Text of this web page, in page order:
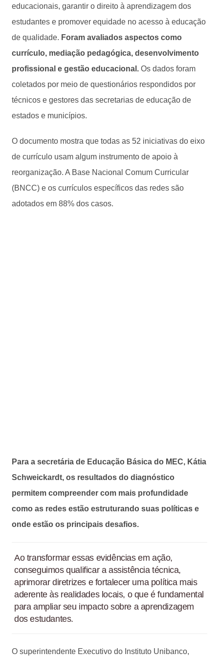
educacionais, garantir o direito à aprendizagem dos
estudantes e promover equidade no acesso à educação
de qualidade. Foram avaliados aspectos como
currículo, mediação pedagógica, desenvolvimento
profissional e gestão educacional. Os dados foram
coletados por meio de questionários respondidos por
técnicos e gestores das secretarias de educação de
estados e municípios.
O documento mostra que todas as 52 iniciativas do eixo
de currículo usam algum instrumento de apoio à
reorganização. A Base Nacional Comum Curricular
(BNCC) e os currículos específicos das redes são
adotados em 88% dos casos.
Para a secretária de Educação Básica do MEC, Kátia
Schweickardt, os resultados do diagnóstico
permitem compreender com mais profundidade
como as redes estão estruturando suas políticas e
onde estão os principais desafios.
Ao transformar essas evidências em ação,
conseguimos qualificar a assistência técnica,
aprimorar diretrizes e fortalecer uma política mais
aderente às realidades locais, o que é fundamental
para ampliar seu impacto sobre a aprendizagem
dos estudantes.
O superintendente Executivo do Instituto Unibanco,